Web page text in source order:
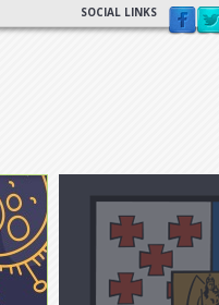
SOCIAL LINKS